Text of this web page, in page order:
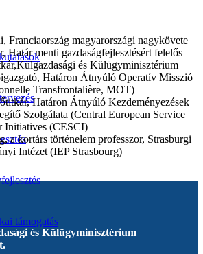
támogatás
‌Franciaország‌ ‌magyarországi‌ ‌nagykövete‌
‌Határ‌ ‌menti‌ ‌gazdaságfejlesztésért‌ ‌felelős‌
‌és‌ ‌Külügyminisztérium‌
‌Határon‌ ‌Átnyúló‌ ‌Operatív‌ ‌Misszió‌
‌Transfrontalière,‌ ‌MOT)‌
‌Határon‌ ‌Átnyúló‌ ‌Kezdeményezések‌
‌Szolgálata‌ ‌(Central‌ ‌European‌ ‌Service‌
‌Initiatives‌ ‌(CESCI)‌
‌a kortárs‌ ‌történelem‌ ‌professzor,‌ ‌Strasburgi‌
Intézet‌ ‌(IEP‌ ‌Strasbourg)‌
és Külügyminisztérium